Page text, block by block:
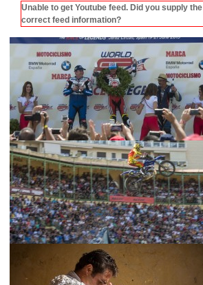
Unable to get Youtube feed. Did you supply the
correct feed information?